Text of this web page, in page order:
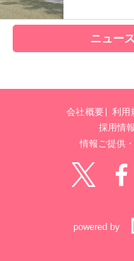
ニュー
会社概要 利用
採用情報
情報ご提供
powered by